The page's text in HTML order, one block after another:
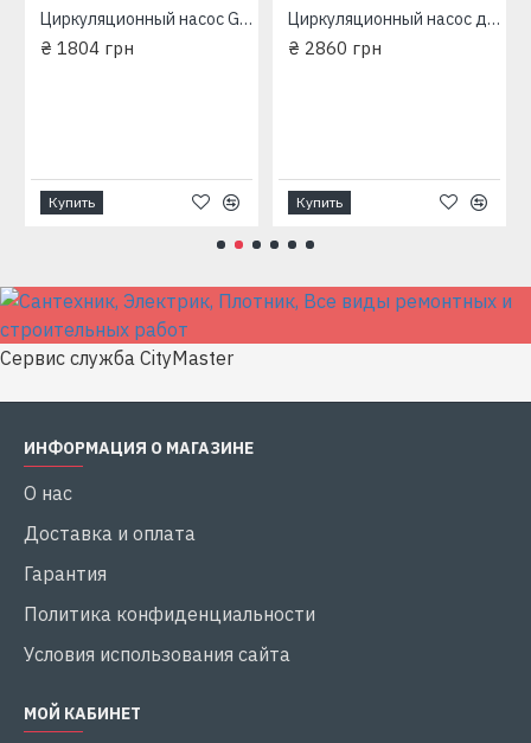
Циркуляционный насос Grundfos (EuroAqua) 25-60/180мм
₴ 1804 грн
Купить
Циркуляционный насос для отопления Grundfos (EuroAqua) 32-80 180 мм
₴ 2860 грн
Купить
Сервис служба CityMaster
ИНФОРМАЦИЯ О МАГАЗИНЕ
О нас
Доставка и оплата
Гарантия
Политика конфиденциальности
Условия использования сайта
МОЙ КАБИНЕТ